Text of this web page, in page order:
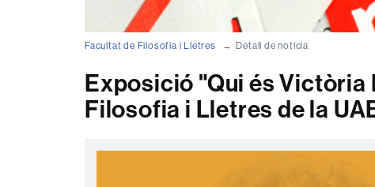
Facultat de Filosofia i Lletres Detall de notícia
Exposició "Qui és Victòria
Filosofia i Lletres de la